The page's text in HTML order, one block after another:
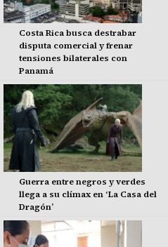
Costa Rica busca destrabar
disputa comercial y frenar
tensiones bilaterales con
Panamá
Guerra entre negros y verdes
llega a su clímax en ‘La Casa del
Dragón’